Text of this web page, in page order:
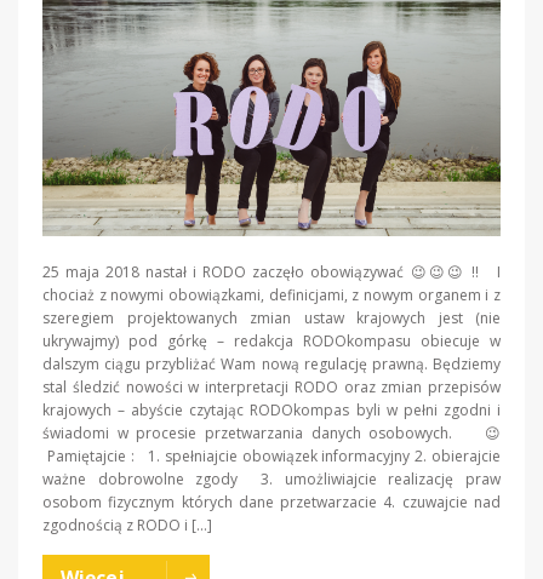
25 maja 2018 nastał i RODO zaczęło obowiązywać 😉😉😉 !! I
chociaż z nowymi obowiązkami, definicjami, z nowym organem i z
szeregiem projektowanych zmian ustaw krajowych jest (nie
ukrywajmy) pod górkę – redakcja RODOkompasu obiecuje w
dalszym ciągu przybliżać Wam nową regulację prawną. Będziemy
stal śledzić nowości w interpretacji RODO oraz zmian przepisów
krajowych – abyście czytając RODOkompas byli w pełni zgodni i
świadomi w procesie przetwarzania danych osobowych. 😉
Pamiętajcie : 1. spełniajcie obowiązek informacyjny 2. obierajcie
ważne dobrowolne zgody 3. umożliwiajcie realizację praw
osobom fizycznym których dane przetwarzacie 4. czuwajcie nad
zgodnością z RODO i […]